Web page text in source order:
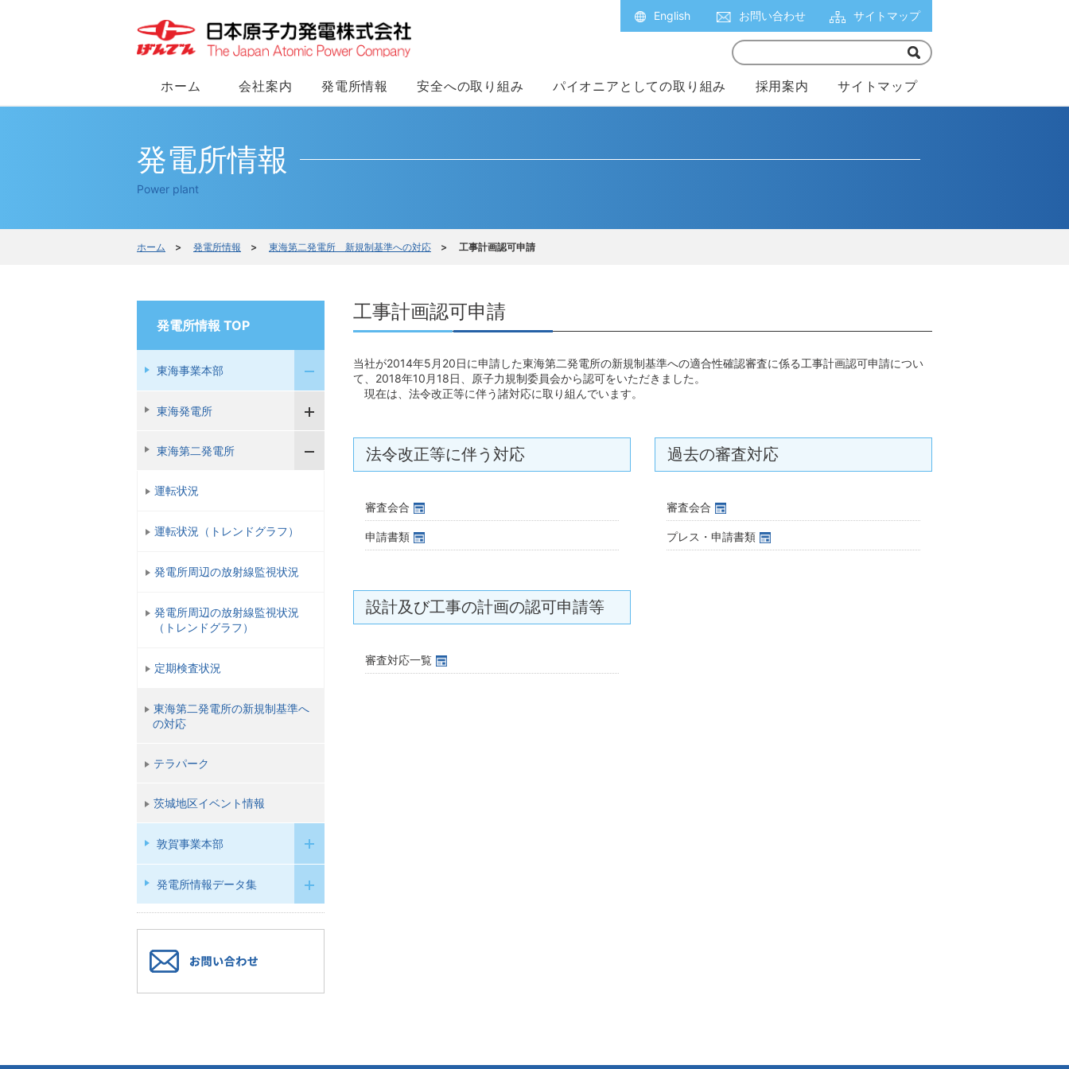
English お問い合わせ サイトマップ
ホーム 会社案内 発電所情報 安全への取り組み パイオニアとしての取り組み 採用案内 サイトマップ
発電所情報
Power plant
ホーム > 発電所情報 > 東海第二発電所 新規制基準への対応 > 工事計画認可申請
工事計画認可申請
当社が2014年5月20日に申請した東海第二発電所の新規制基準への適合性確認審査に係る工事計画認可申請につい
て、2018年10月18日、原子力規制委員会から認可をいただきました。
現在は、法令改正等に伴う諸対応に取り組んでいます。
法令改正等に伴う対応
審査会合
申請書類
設計及び工事の計画の認可申請等
審査対応一覧
過去の審査対応
審査会合
プレス・申請書類
発電所情報 TOP
東海事業本部
東海発電所
東海第二発電所
運転状況
運転状況（トレンドグラフ）
発電所周辺の放射線監視状況
発電所周辺の放射線監視状況
（トレンドグラフ）
定期検査状況
東海第二発電所の新規制基準へ
の対応
テラパーク
茨城地区イベント情報
敦賀事業本部
発電所情報データ集